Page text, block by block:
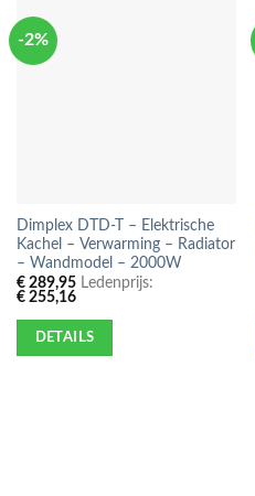
-2%
Dimplex DTD-T – Elektrische
Kachel – Verwarming – Radiator
– Wandmodel – 2000W
€289,95Ledenprijs:
€255,16
DETAILS